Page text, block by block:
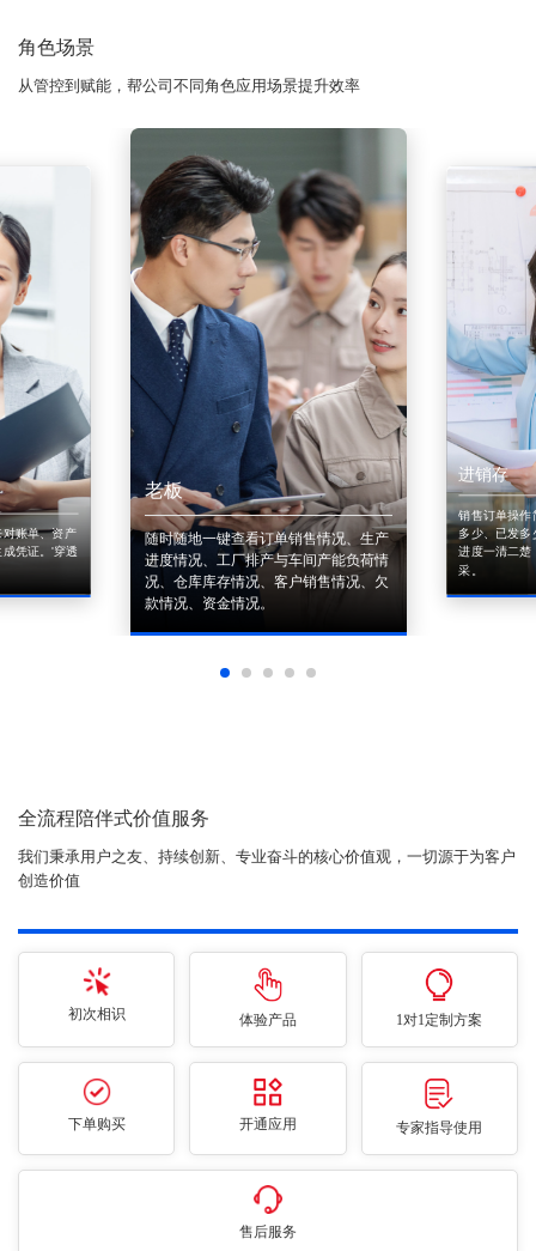
角色场景
从管控到赋能，帮公司不同角色应用场景提升效率
账单、资产
凭证。'穿透
老板
随时随地一键查看订单销售情况、生产
进度情况、工厂排产与车间产能负荷情
况、仓库库存情况、客户销售情况、欠
款情况、资金情况。
进销存
销售订单操作
多少、已发多
进度一清二楚
采。
全流程陪伴式价值服务
我们秉承用户之友、持续创新、专业奋斗的核心价值观，一切源于为客户
创造价值
初次相识 体验产品 1对1定制方案
下单购买 开通应用 专家指导使用
售后服务